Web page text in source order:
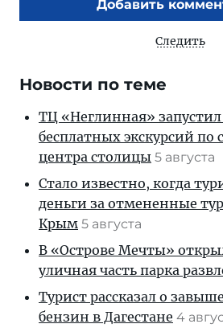
Добавить
Следить
Новости по теме
ТЦ «Неглинная»
бесплатных экскурсий по
центра столицы 5 августа
Стало известно, когда
деньги за отмененные
Крым 5 августа
В «Острове Мечты»
уличная часть парка
Турист рассказал о
бензин в Дагестане 4